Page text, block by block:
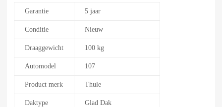
Garantie 5 jaar
Conditie Nieuw
Draaggewicht 100 kg
Automodel 107
Product merk Thule
Daktype Glad Dak